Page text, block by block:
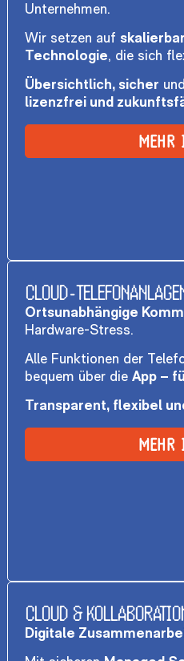
Unternehmen.
Wir setzen auf
Technologie, die sich
Übersichtlich, sicher
lizenzfrei und
MEHR
CLOUD-
Ortsunabhängige
Hardware-Stress.
Alle Funktionen der
bequem über dieApp –
Transparent, flexibel
MEHR
CLOUD &
Digitale